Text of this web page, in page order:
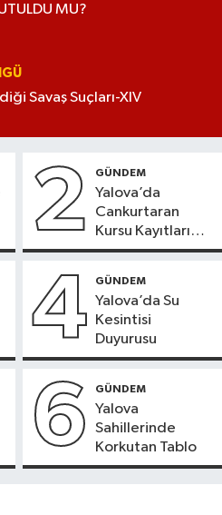
MU?
Savaş Suçları-XIV
2 GÜNDEM
Yalova’da
Cankurtaran
Kursu Kayıtları
Başladı
4 GÜNDEM
Yalova’da Su
Kesintisi
Duyurusu
6 GÜNDEM
Yalova
Sahillerinde
Korkutan Tablo